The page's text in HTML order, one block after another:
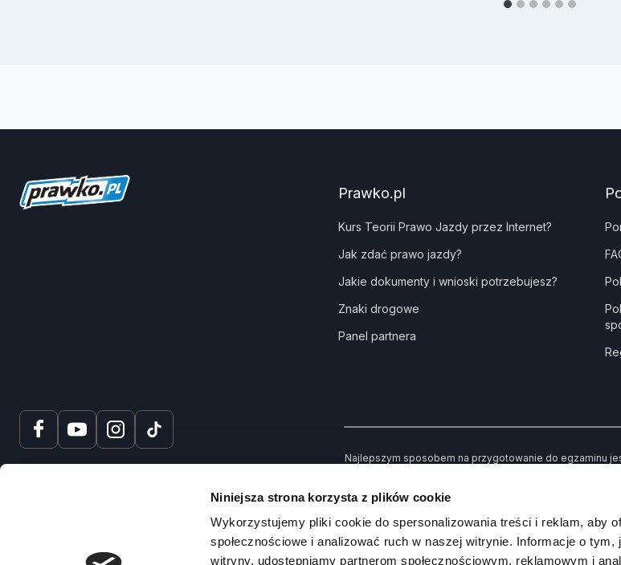
Niniejsza strona korzysta z plików cookie
Wykorzystujemy pliki cookie do spersonalizowania treści i reklam, aby
społecznościowe i analizować ruch w naszej witrynie. Informacje o
witryny, udostępniamy partnerom społecznościowym, reklamowym i
Prawko.pl
Kurs Teorii Prawo Jazdy przez Internet?
Jak zdać prawo jazdy?
Jakie dokumenty i wnioski potrzebujesz?
Znaki drogowe
Panel partnera
Najlepszym sposobem na przygotowanie do egzaminu